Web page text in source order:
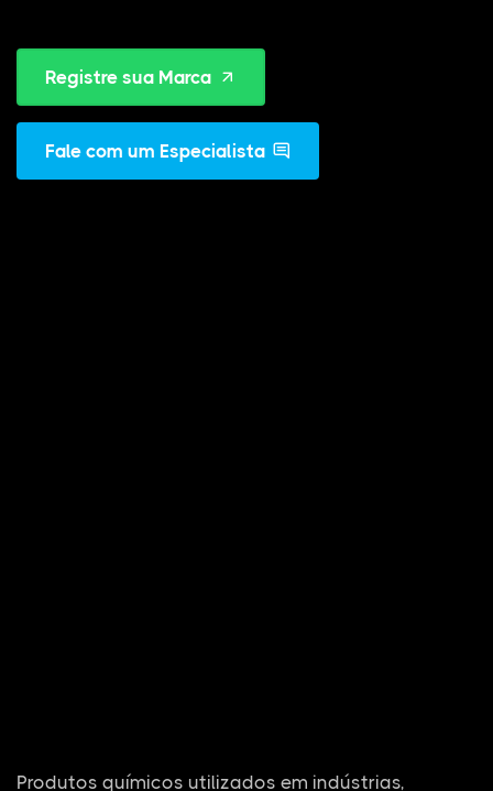
Registre sua Marca
Fale com um Especialista
Produtos químicos utilizados em indústrias,